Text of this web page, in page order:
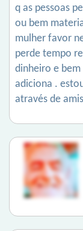
q as pessoas
ou bem
mulher favor
perde tempo
dinheiro e
adiciona .
através de